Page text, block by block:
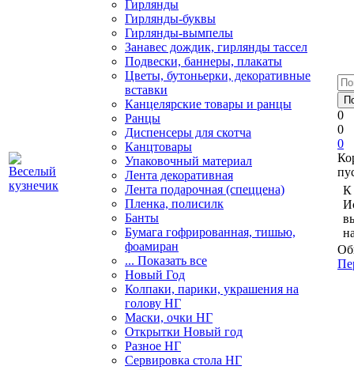
Гирлянды
Гирлянды-буквы
Гирлянды-вымпелы
Занавес дождик, гирлянды тассел
Подвески, баннеры, плакаты
Цветы, бутоньерки, декоративные
вставки
Канцелярские товары и ранцы
Ранцы
Диспенсеры для скотча
Канцтовары
Упаковочный материал
Лента декоративная
Лента подарочная (спеццена)
Пленка, полисилк
Банты
Бумага гофрированная, тишью,
фоамиран
... Показать все
Новый Год
Колпаки, парики, украшения на
голову НГ
Маски, очки НГ
Открытки Новый год
Разное НГ
Сервировка стола НГ
0
0
0
К